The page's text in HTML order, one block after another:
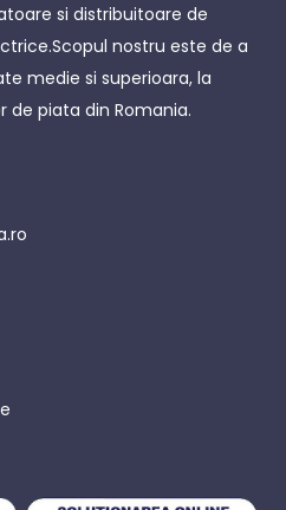
si distribuitoare de
nostru este de a
medie si superioara, la
de piata din Romania.